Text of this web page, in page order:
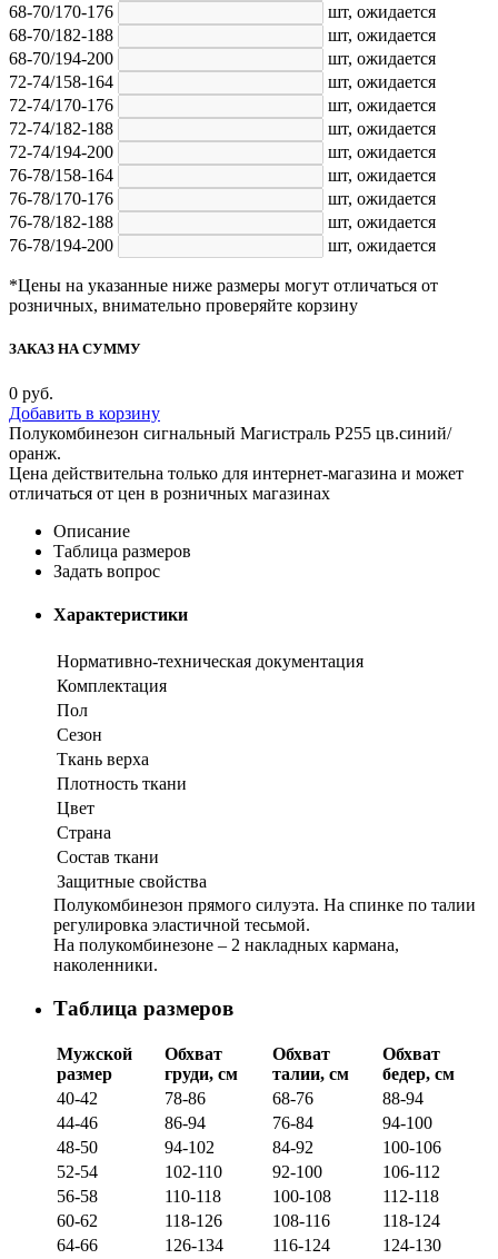
68-70/170-176
шт, ожидается
68-70/182-188
шт, ожидается
68-70/194-200
шт, ожидается
72-74/158-164
шт, ожидается
72-74/170-176
шт, ожидается
72-74/182-188
шт, ожидается
72-74/194-200
шт, ожидается
76-78/158-164
шт, ожидается
76-78/170-176
шт, ожидается
76-78/182-188
шт, ожидается
76-78/194-200
шт, ожидается
*Цены на указанные ниже размеры могут отличаться от
розничных, внимательно проверяйте корзину
ЗАКАЗ НА СУММУ
0 руб.
Добавить в корзину
Полукомбинезон сигнальный Магистраль Р255 цв.синий/
оранж.
Цена действительна только для интернет-магазина и может
отличаться от цен в розничных магазинах
Описание
Таблица размеров
Задать вопрос
Характеристики
Нормативно-техническая документация
Комплектация
Пол
Сезон
Ткань верха
Плотность ткани
Цвет
Страна
Состав ткани
Защитные свойства
Полукомбинезон прямого силуэта. На спинке по талии
регулировка эластичной тесьмой.
На полукомбинезоне – 2 накладных кармана,
наколенники.
Таблица размеров
Мужской
размер
Обхват
груди, см
Обхват
талии, см
Обхват
бедер, см
40-42
78-86 68-76
88-94
44-46
86-94 76-84
94-100
48-50
94-102 84-92
100-106
52-54
102-110 92-100
106-112
56-58
110-118 100-108
112-118
60-62
118-126 108-116
118-124
64-66
126-134 116-124
124-130